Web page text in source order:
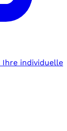
Ihre individuelle